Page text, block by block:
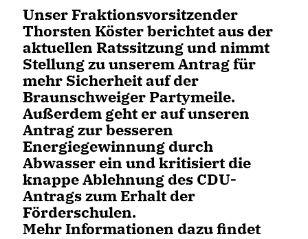
Unser Fraktionsvorsitzender
Thorsten Köster berichtet aus der
aktuellen Ratssitzung und nimmt
Stellung zu unserem Antrag für
mehr Sicherheit auf der
Braunschweiger Partymeile.
Außerdem geht er auf unseren
Antrag zur besseren
Energiegewinnung durch
Abwasser ein und kritisiert die
knappe Ablehnung des CDU-
Antrags zum Erhalt der
Förderschulen.
Mehr Informationen dazu findet